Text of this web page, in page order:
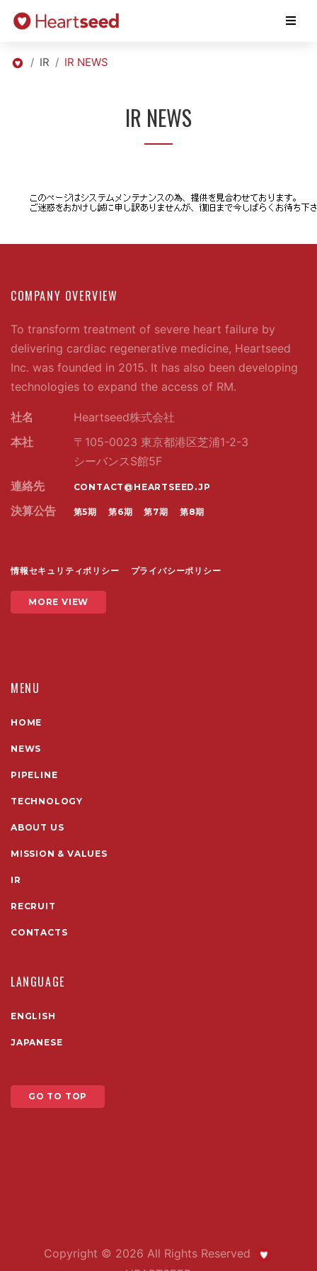
IR IR NEWS
IR NEWS
COMPANY OVERVIEW
To transform treatment of severe heart failure by
delivering cardiac regenerative medicine, Heartseed
Inc. was founded in 2015. It has also been developing
technologies to expand the access of RM.
社名
Heartseed株式会社
本社
〒105-0023 東京都港区芝浦1-2-3
シーバンスS館5F
連絡先
CONTACT@HEARTSEED.JP
決算公告 第5期 第6期 第7期 第8期
情報セキュリティポリシー プライバシーポリシー
MORE VIEW
MENU
HOME
NEWS
PIPELINE
TECHNOLOGY
ABOUT US
MISSION & VALUES
IR
RECRUIT
CONTACTS
LANGUAGE
ENGLISH
JAPANESE
GO TO TOP
Copyright © 2026 All Rights Reserved